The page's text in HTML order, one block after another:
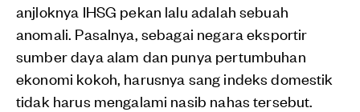
anjloknya IHSG pekan lalu adalah sebuah
anomali. Pasalnya, sebagai negara eksportir
sumber daya alam dan punya pertumbuhan
ekonomi kokoh, harusnya sang indeks domestik
tidak harus mengalami nasib nahas tersebut.